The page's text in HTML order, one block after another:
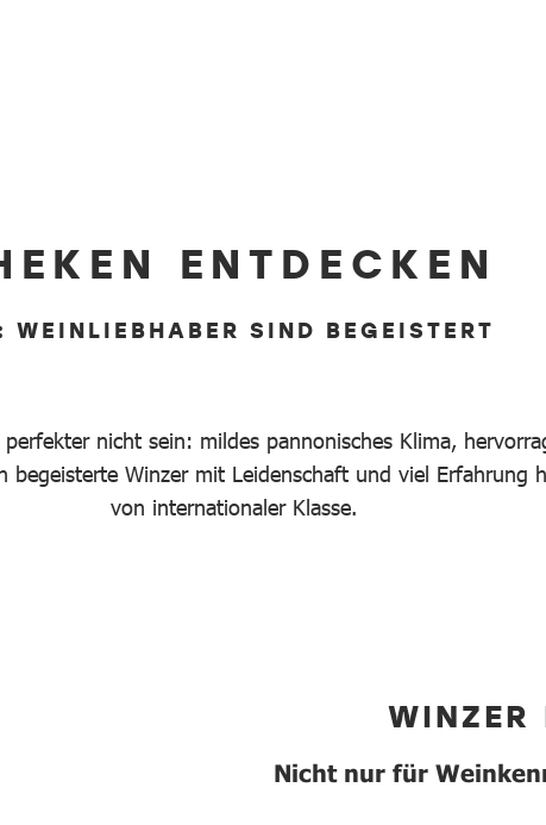
ENTDECKEN
SIND BEGEISTERT
nicht sein: mildes pannonisches Klima,
begeisterte Winzer mit Leidenschaft und viel Erfahrung
von internationaler Klasse.
WINZER
Nicht nur für